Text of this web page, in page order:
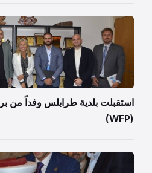
استقبلت بلدية طرابلس وفداً من
(WFP)